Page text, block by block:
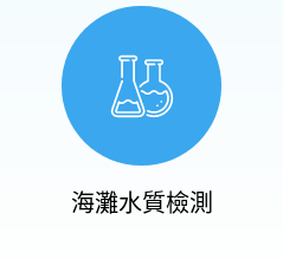
海灘水質檢測